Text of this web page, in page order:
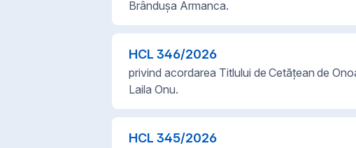
Brânduşa Armanca.
HCL 346/2026
privind acordarea Titlului de Cetățean de
Laila Onu.
HCL 345/2026